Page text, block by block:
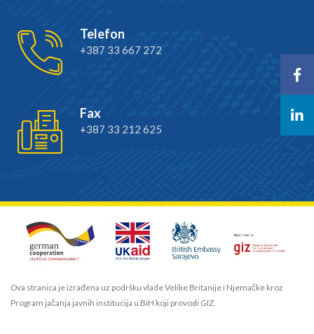
Telefon
+387 33 667 272
Fax
+387 33 212 625
Ova stranica je izrađena uz podršku vlade Velike Britanije i Njemačke kroz
Program jačanja javnih institucija u BiH koji provodi GIZ.